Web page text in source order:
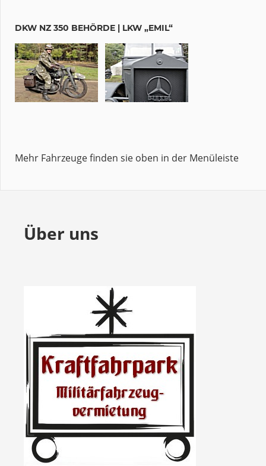
DKW NZ 350 BEHÖRDE | LKW „EMIL“
Mehr Fahrzeuge finden sie oben in der Menüleiste
Über uns